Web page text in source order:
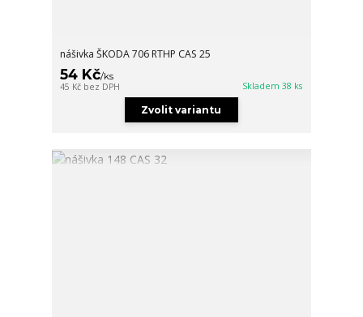
nášivka ŠKODA 706 RTHP CAS 25
54 Kč/ks
45 Kč bez DPH Skladem 38 ks
Zvolit variantu